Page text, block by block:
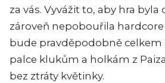
za vás. Vyvážit to, aby hra
zároveň nepobouřila
bude pravděpodobně celkem
palce klukům a holkám z
bez ztráty květinky.